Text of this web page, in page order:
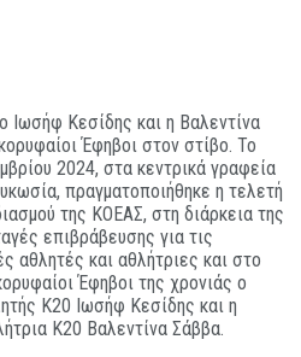
Ιωσήφ Κεσίδης και η Βαλεντίνα
Έφηβοι στον στίβο. Το
2024, στα κεντρικά γραφεία
πραγματοποιήθηκε η τελετή
της ΚΟΕΑΣ, στη διάρκεια της
επιβράβευσης για τις
αθλητές και αθλήτριες και στο
Έφηβοι της χρονιάς ο
Κ20 Ιωσήφ Κεσίδης και η
Κ20 Βαλεντίνα Σάββα.